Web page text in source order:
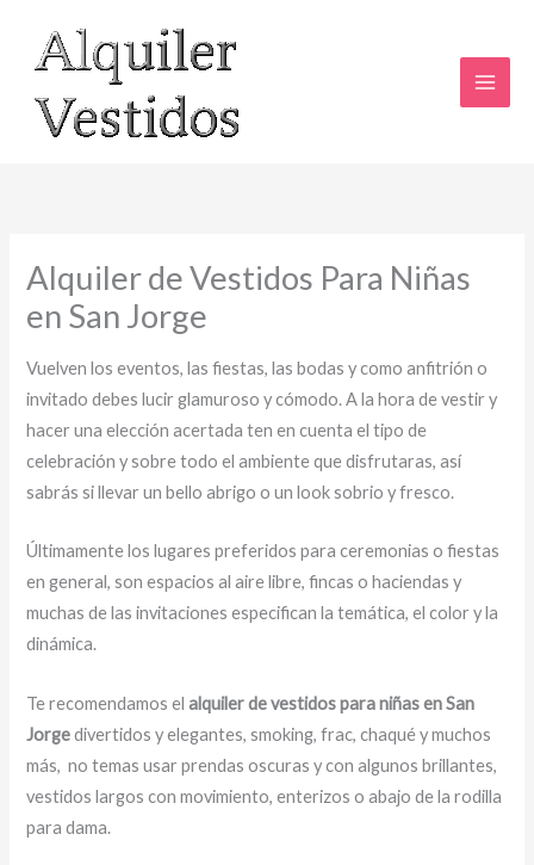
contenido
Alquiler de Vestidos Para Niñas
en San Jorge
Vuelven los eventos, las fiestas, las bodas y como anfitrión o
invitado debes lucir glamuroso y cómodo. A la hora de vestir y
hacer una elección acertada ten en cuenta el tipo de
celebración y sobre todo el ambiente que disfrutaras, así
sabrás si llevar un bello abrigo o un look sobrio y fresco.
Últimamente los lugares preferidos para ceremonias o fiestas
en general, son espacios al aire libre, fincas o haciendas y
muchas de las invitaciones especifican la temática, el color y la
dinámica.
Te recomendamos elalquiler de vestidos para niñas en San
Jorgedivertidos y elegantes, smoking, frac, chaqué y muchos
más, no temas usar prendas oscuras y con algunos brillantes,
vestidos largos con movimiento, enterizos o abajo de la rodilla
para dama.